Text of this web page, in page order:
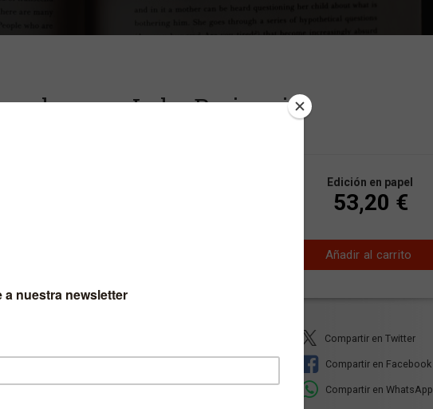
en honor a Luka Brajnovic
Edición en papel
53,20 €
Añadir al carrito
Comunicación
Compartir en Twitter
Compartir en Facebook
Compartir en WhatsApp